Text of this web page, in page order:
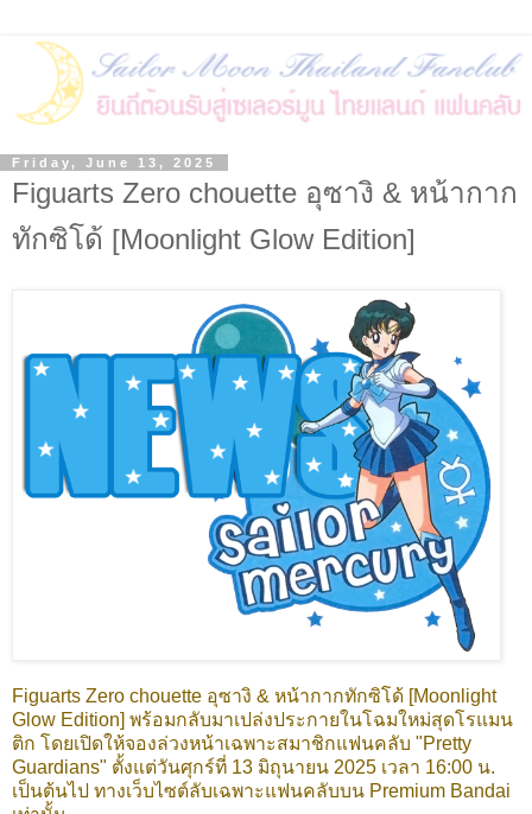
Friday, June 13, 2025
Figuarts Zero chouette อุซางิ & หน้ากาก
ทักซิโด้ [Moonlight Glow Edition]
Figuarts Zero chouette อุซางิ & หน้ากากทักซิโด้ [Moonlight
Glow Edition] พร้อมกลับมาเปล่งประกายในโฉมใหม่สุดโรแมน
ติก โดยเปิดให้จองล่วงหน้าเฉพาะสมาชิกแฟนคลับ "Pretty
Guardians" ตั้งแต่วันศุกร์ที่ 13 มิถุนายน 2025 เวลา 16:00 น.
เป็นต้นไป ทางเว็บไซต์ลับเฉพาะแฟนคลับบน Premium Bandai